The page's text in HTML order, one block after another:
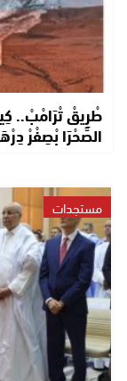
طْرِيقْ تْرَامْبْ..
الصَّحْرَا بْصِفْرْ
مستجدات